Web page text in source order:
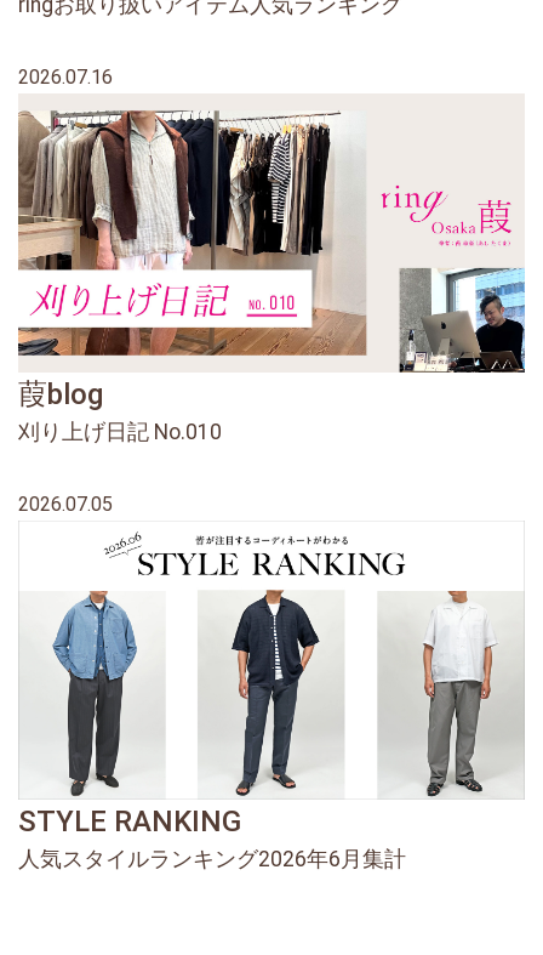
2026.07.16
葭blog
刈り上げ日記 No.010
2026.07.05
STYLE RANKING
人気スタイルランキング2026年6月集計